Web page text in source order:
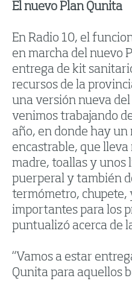
El nuevo Plan Qunita
En Radio 10, el
en marcha del nuevo
entrega de kit
recursos de la
una versión nueva
venimos trabajando
año, en donde hay un
encastrable, que lleva
madre, toallas y unos
puerperal y también
termómetro, chupete,
importantes para los
puntualizó acerca de
“Vamos a estar
Qunita para aquellos